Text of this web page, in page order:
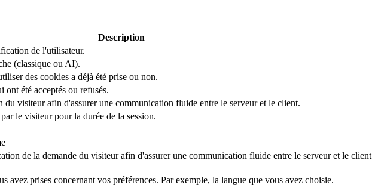
Description
de l'utilisateur.
(classique ou AI).
des cookies a déjà été prise ou non.
ont été acceptés ou refusés.
du visiteur afin d'assurer une communication fluide entre le serveur et le client.
le visiteur pour la durée de la session.
de la demande du visiteur afin d'assurer une communication fluide entre le serveur et le
avez prises concernant vos préférences. Par exemple, la langue que vous avez choisie.